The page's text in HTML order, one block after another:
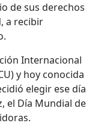
de sus derechos
a recibir
Internacional
y hoy conocida
elegir ese día
el Día Mundial de